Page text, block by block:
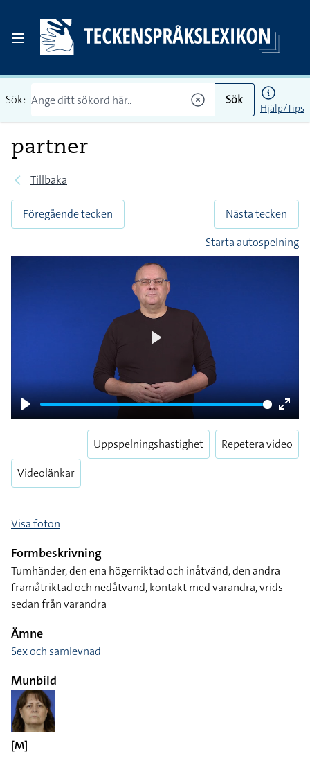
Sök: Sök
Hjälp/Tips
partner
Tillbaka
Föregående tecken
Nästa tecken
Starta autospelning
Play
Enter
Videolänkar
Uppspelningshastighet Repetera video
Visa foton
Formbeskrivning
Tumhänder, den ena högerriktad och inåtvänd, den andra
framåtriktad och nedåtvänd, kontakt med varandra, vrids
sedan från varandra
Ämne
Sex och samlevnad
Munbild
[M]